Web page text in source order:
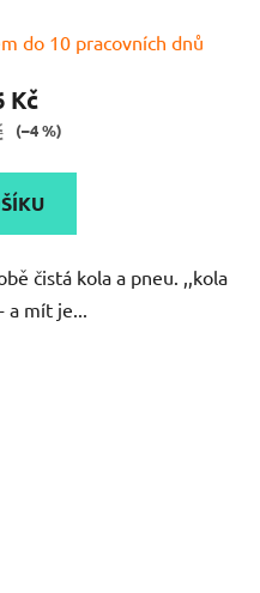
do 10 pracovních dnů
Kč
(–4 %)
čistá kola a pneu. ,,kola
mít je...